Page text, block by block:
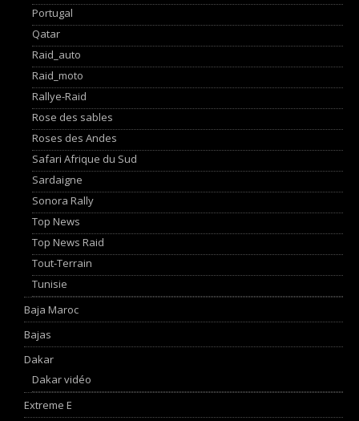
Portugal
Qatar
Raid_auto
Raid_moto
Rallye-Raid
Rose des sables
Roses des Andes
Safari Afrique du Sud
Sardaigne
Sonora Rally
Top News
Top News Raid
Tout-Terrain
Tunisie
Baja Maroc
Bajas
Dakar
Dakar vidéo
Extreme E